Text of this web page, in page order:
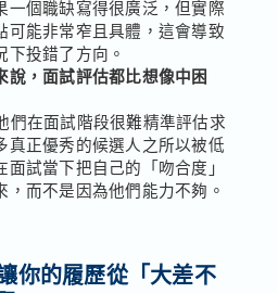
一個職缺寫得很廣泛，但實際
可能非常窄且具體，這會導致
下投錯了方向。
說，面試評估都比想像中困
們在面試階段很難精準評估求
真正優秀的候選人之所以被低
試當下把自己的「吻合度」
，而不是因為他們能力不夠。
你的履歷從「大差不